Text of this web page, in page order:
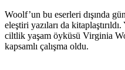
Woolf’un bu eserleri dışında
eleştiri yazıları da
ciltlik yaşam öyküsü Virginia
kapsamlı çalışma oldu.